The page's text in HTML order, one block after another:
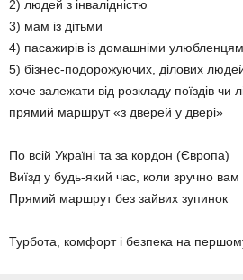
2) людей з інвалідністю
3) мам із дітьми
4) пасажирів із домашніми
5) бізнес-подорожуючих, ділових
хоче залежати від розкладу поїздів чи
прямий маршрут «з дверей у двері»
По всій Україні та за кордон (Європа)
Виїзд у будь-який час, коли зручно вам
Прямий маршрут без зайвих зупинок
Турбота, комфорт і безпека на